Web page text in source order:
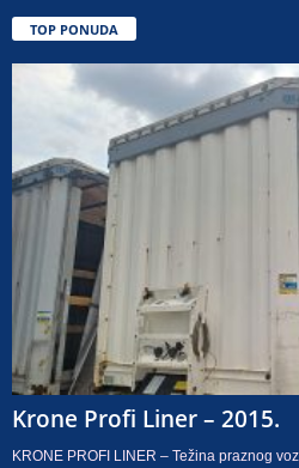
TOP PONUDA
Krone Profi Liner – 2015.
KRONE PROFI LINER – Težina praznog